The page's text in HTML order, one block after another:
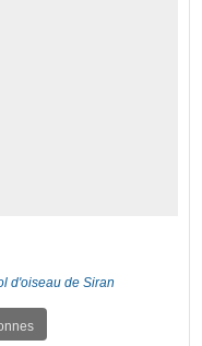
d'oiseau de Siran